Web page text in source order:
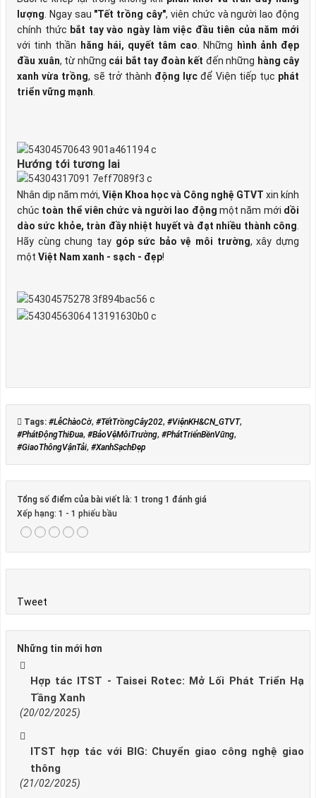
lượng . Ngay sau "Tết trồng cây", viên chức và người lao động
chính thức bắt tay vào ngày làm việc đầu tiên của năm mới
với tinh thần
hăng hái, quyết tâm cao . Những
hình ảnh đẹp
đầu xuân, từ những cái bắt tay đoàn kết đến những hàng cây
xanh vừa trồng, sẽ trở thành động lực để Viện tiếp tục phát
triển vững mạnh
Hướng tới tương lai
Nhân dịp năm mới, Viện Khoa học và Công nghệ GTVT xin kính
chúc toàn thể viên chức và người lao động một năm mới dồi
dào sức khỏe, tràn đầy nhiệt huyết và đạt nhiều thành công.
Hãy cùng chung tay góp sức bảo vệ môi trường, xây dựng
một Việt Nam xanh - sạch - đẹp!
Tags: #LễChàoCờ, #TếtTrồngCây202, #ViệnKH&CN_GTVT,
#PhátĐộngThiĐua, #BảoVệMôiTrường, #PhátTriểnBềnVững,
#GiaoThôngVậnTải, #XanhSạchĐẹp
Tổng số điểm của bài viết là: 1 trong 1 đánh giá
Xếp hạng: 1 - 1 phiếu bầu
Tweet
Những tin mới hơn
Hợp tác ITST - Taisei Rotec: Mở Lối Phát Triển Hạ
Tầng Xanh
(20/02/2025)
ITST hợp tác với BIG: Chuyển giao công nghệ giao
thông
(21/02/2025)